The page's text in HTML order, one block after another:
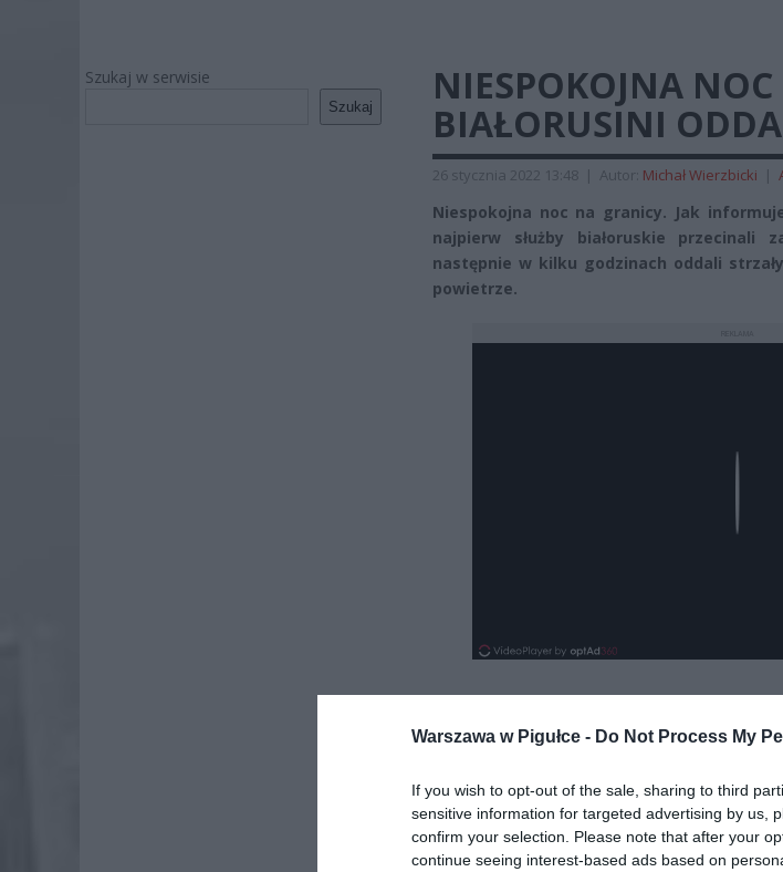
Warszawa w Pigułce - Do Not Process My
If you wish to opt-out of the sale, sharing to third
sensitive information for targeted advertising by us,
confirm your selection. Please note that after your
continue seeing interest-based ads based on
Szukaj w serwisie
Szukaj
NIESPOKOJNA
BIAŁORUSINI
26 stycznia 2022 13:48 | Autor: Michał Wierzbicki |
Niespokojna noc na granicy. Jak
najpierw służby białoruskie
następnie w kilku godzinach oddali
powietrze.
Dodaj nas do preferowanych źródeł w